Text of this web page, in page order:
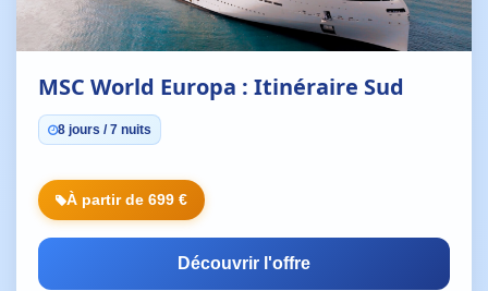
MSC World Europa : Itinéraire Sud
8 jours / 7 nuits
À partir de 699 €
Découvrir l'offre